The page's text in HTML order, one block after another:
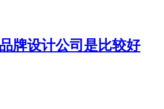
牌设计公司是比较好